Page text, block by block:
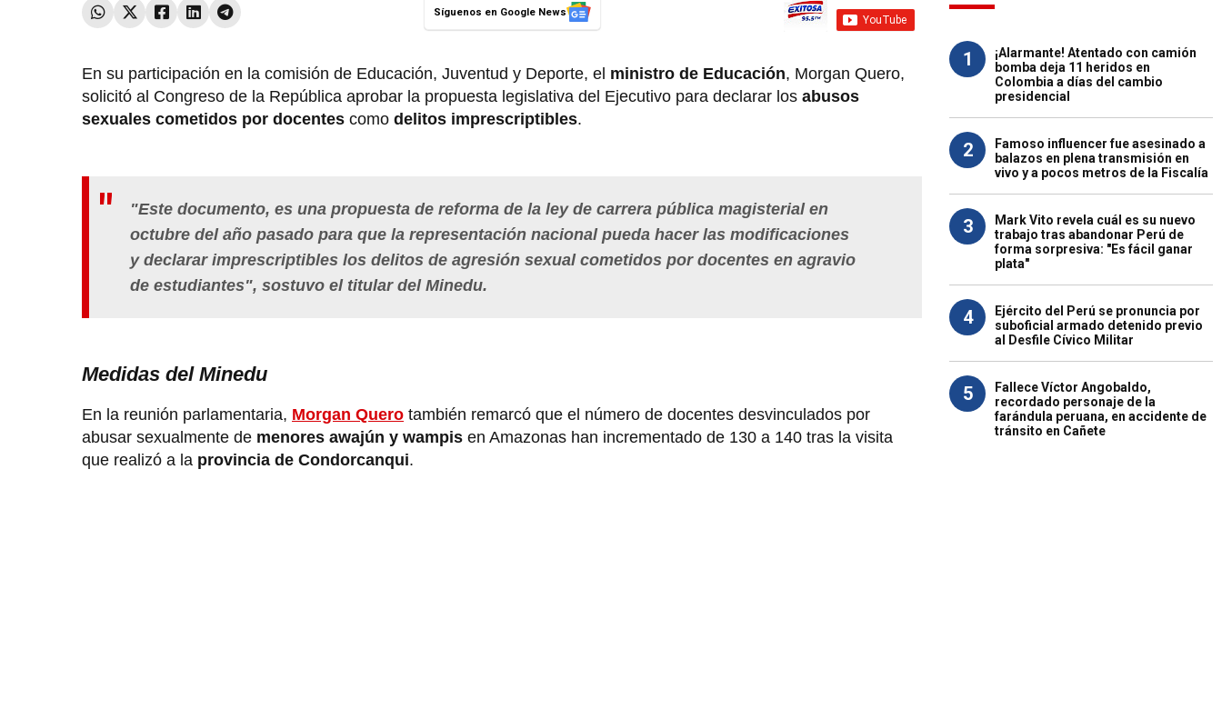
Síguenos en Google News
En su participación en la comisión de Educación, Juventud y Deporte, el ministro de Educación, Morgan Quero,
solicitó al Congreso de la República aprobar la propuesta legislativa del Ejecutivo para declarar los abusos
sexuales cometidos por docentes como delitos imprescriptibles.
"Este documento, es una propuesta de reforma de la ley de carrera pública magisterial en
octubre del año pasado para que la representación nacional pueda hacer las modificaciones
y declarar imprescriptibles los delitos de agresión sexual cometidos por docentes en agravio
de estudiantes", sostuvo el titular del Minedu.
Medidas del Minedu
En la reunión parlamentaria, Morgan Quero también remarcó que el número de docentes desvinculados por
abusar sexualmente de menores awajún y wampis en Amazonas han incrementado de 130 a 140 tras la visita
que realizó a la provincia de Condorcanqui.
1
¡Alarmante! Atentado con camión
bomba deja 11 heridos en
Colombia a días del cambio
presidencial
2
Famoso influencer fue asesinado a
balazos en plena transmisión en
vivo y a pocos metros de la Fiscalía
3
Mark Vito revela cuál es su nuevo
trabajo tras abandonar Perú de
forma sorpresiva: "Es fácil ganar
plata"
4
Ejército del Perú se pronuncia por
suboficial armado detenido previo
al Desfile Cívico Militar
5
Fallece Víctor Angobaldo,
recordado personaje de la
farándula peruana, en accidente de
tránsito en Cañete